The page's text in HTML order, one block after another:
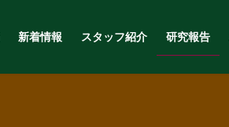
新着情報 スタッフ紹介 研究報告